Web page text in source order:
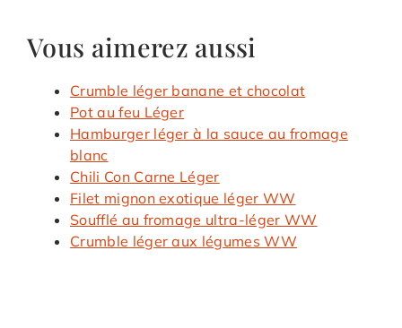
Vous aimerez aussi
Crumble léger banane et chocolat
Pot au feu Léger
Hamburger léger à la sauce au fromage
blanc
Chili Con Carne Léger
Filet mignon exotique léger WW
Soufflé au fromage ultra-léger WW
Crumble léger aux légumes WW